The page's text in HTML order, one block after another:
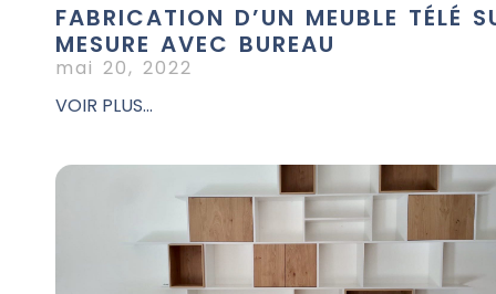
FABRICATION D’UN MEUBLE TÉLÉ
MESURE AVEC BUREAU
mai 20, 2022
VOIR PLUS...